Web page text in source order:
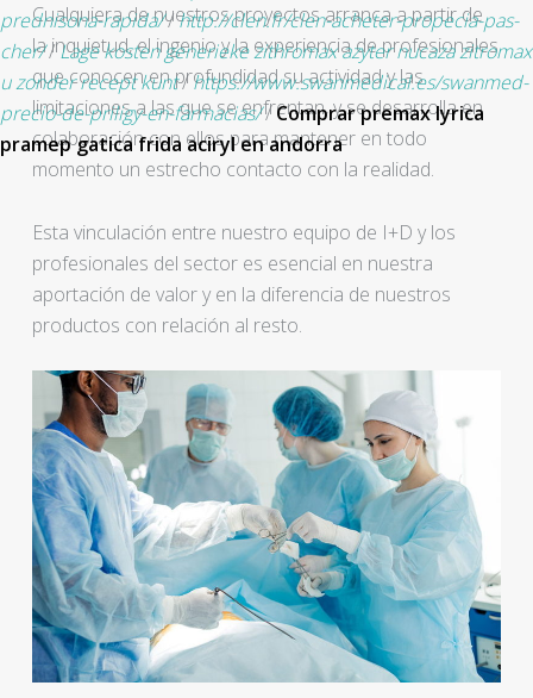
prednisona-rapida//http://clen.fr/clen-acheter-propecia-pas-
cher//Lage kosten generieke zithromax azyter nucaza zitromax
u zonder recept kunt/https://www.swanmedical.es/swanmed-
precio-de-priligy-en-farmacias//Comprar premax lyrica
pramep gatica frida aciryl en andorra
Cualquiera de nuestros proyectos arranca a partir de
la inquietud, el ingenio y la experiencia de profesionales
que conocen en profundidad su actividad y las
limitaciones a las que se enfrentan, y se desarrolla en
colaboración con ellos para mantener en todo
momento un estrecho contacto con la realidad.
Esta vinculación entre nuestro equipo de I+D y los
profesionales del sector es esencial en nuestra
aportación de valor y en la diferencia de nuestros
productos con relación al resto.